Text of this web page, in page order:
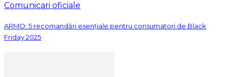
Comunicari oficiale
ARMO: 5 recomandări esențiale pentru consumatori de Black
Friday 2025